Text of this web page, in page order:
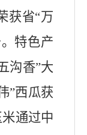
获省“万
特色产
沟香”大
”西瓜获
通过中